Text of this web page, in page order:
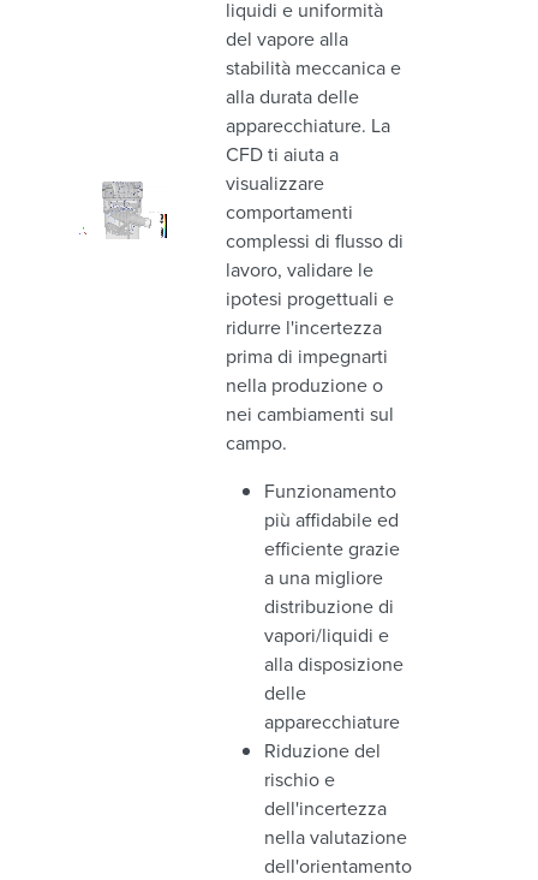
liquidi e uniformità
del vapore alla
stabilità meccanica e
alla durata delle
apparecchiature. La
CFD ti aiuta a
visualizzare
comportamenti
complessi di flusso di
lavoro, validare le
ipotesi progettuali e
ridurre l'incertezza
prima di impegnarti
nella produzione o
nei cambiamenti sul
campo.
Funzionamento
più affidabile ed
efficiente grazie
a una migliore
distribuzione di
vapori/liquidi e
alla disposizione
delle
apparecchiature
Riduzione del
rischio e
dell'incertezza
nella valutazione
dell'orientamento